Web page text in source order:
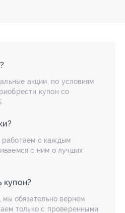
акции, по условиям
купон со
с каждым
с ним о лучших
купон?
мы обязательно вернем
только с проверенными